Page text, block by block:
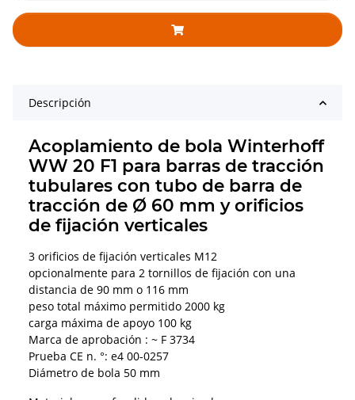
Descripción
Acoplamiento de bola Winterhoff
WW 20 F1 para barras de tracción
tubulares con tubo de barra de
tracción de Ø 60 mm y orificios
de fijación verticales
3 orificios de fijación verticales M12
opcionalmente para 2 tornillos de fijación con una
distancia de 90 mm o 116 mm
peso total máximo permitido 2000 kg
carga máxima de apoyo 100 kg
Marca de aprobación : ~ F 3734
Prueba CE n. °: e4 00-0257
Diámetro de bola 50 mm